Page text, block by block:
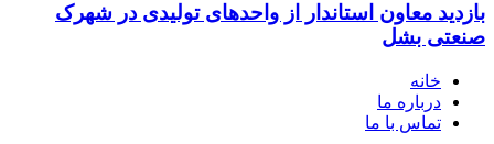
بازدید معاون استاندار از واحدهای تولیدی در شهرک
صنعتی بشل
خانه
درباره ما
تماس با ما